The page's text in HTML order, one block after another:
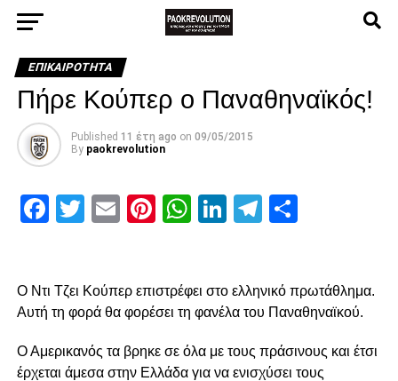
ΕΠΙΚΑΙΡΌΤΗΤΑ
Πήρε Κούπερ ο Παναθηναϊκός!
Published 11 έτη ago on 09/05/2015
By paokrevolution
Facebook
Twitter
EmailPinterest
WhatsApp
LinkedIn
Telegram
Ο Ντι Τζει Κούπερ επιστρέφει στο ελληνικό πρωτάθλημα.
Αυτή τη φορά θα φορέσει τη φανέλα του Παναθηναϊκού.
Ο Αμερικανός τα βρηκε σε όλα με τους πράσινους και έτσι
έρχεται άμεσα στην Ελλάδα για να ενισχύσει τους